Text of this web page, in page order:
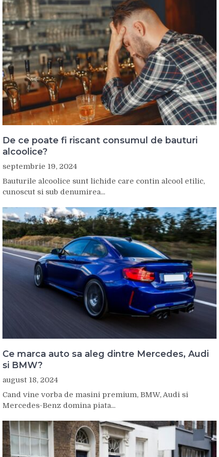
De ce poate fi riscant consumul de bauturi
alcoolice?
septembrie 19, 2024
Bauturile alcoolice sunt lichide care contin alcool etilic,
cunoscut si sub denumirea...
Ce marca auto sa aleg dintre Mercedes, Audi
si BMW?
august 18, 2024
Cand vine vorba de masini premium, BMW, Audi si
Mercedes-Benz domina piata...